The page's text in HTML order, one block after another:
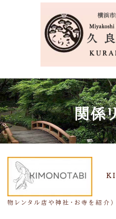
関係
物レンタル店や神社・お寺を紹介）